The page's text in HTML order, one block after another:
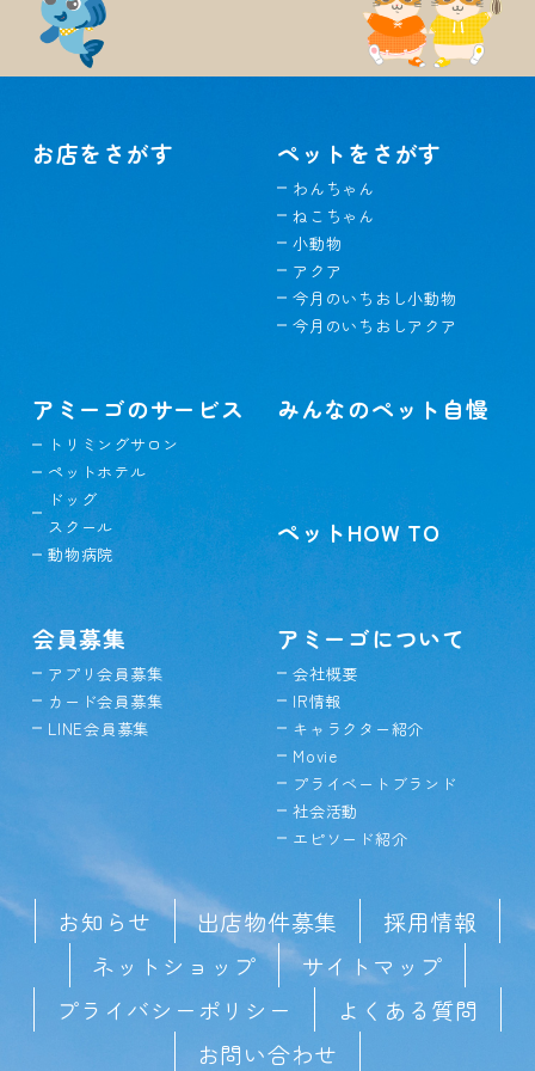
お店をさがす ペットをさがす
わんちゃん
ねこちゃん
小動物
アクア
今月のいちおし小動物
今月のいちおしアクア
アミーゴのサービス
トリミングサロン
ペットホテル
ドッグ
スクール
動物病院
みんなのペット自慢
ペットHOW TO
会員募集
アプリ会員募集
カード会員募集
LINE会員募集
アミーゴについて
会社概要
IR情報
キャラクター紹介
Movie
プライベートブランド
社会活動
エピソード紹介
お知らせ 出店物件募集
採用情報
ネットショップ
サイトマップ
プライバシーポリシー
よくある質問
お問い合わせ